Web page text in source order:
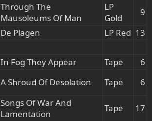
Through The
Mausoleums Of Man
LP
Gold
9​
De Plagen LP Red 13​
In Fog They Appear Tape
6​
A Shroud Of Desolation Tape
6​
Songs Of War And
Lamentation
Tape 17​